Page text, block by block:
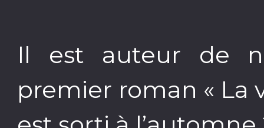
Il est auteur de
premier roman « La